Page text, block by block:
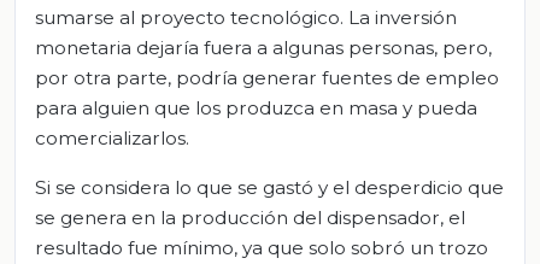
sumarse al proyecto tecnológico. La inversión
monetaria dejaría fuera a algunas personas, pero,
por otra parte, podría generar fuentes de empleo
para alguien que los produzca en masa y pueda
comercializarlos.
Si se considera lo que se gastó y el desperdicio que
se genera en la producción del dispensador, el
resultado fue mínimo, ya que solo sobró un trozo